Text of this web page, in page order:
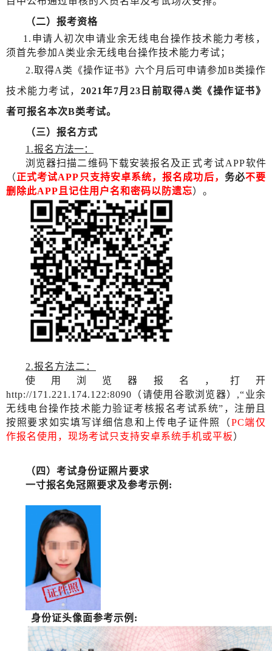
（二）报考资格
1.申请人初次申请业余无线电台操作技术能力考核，
须首先参加A类业余无线电台操作技术能力考试；
2.取得A类《操作证书》六个月后可申请参加B类操作
技术能力考试， 2021年7月23日前取得A类《操作证书》
者可报名本次B类考试。
（三）报名方式
1.报名 方法一：
浏览器扫描二维码下载安装报名及正式考试APP软件
（正式考试APP只支持安卓系统，报名成功后， 务必不要
删除此APP且记住用户名和密码以防遗忘）。
2.报名方法二：
使用浏览器报名，打开
http://171.221.174.122:8090（请使用谷歌浏览器）,“业余
无线电台操作技术能力验证考核报名考试系统” ， 注册且
按照要求如实填写详细信息和上传电子证件照（PC端仅
作报名使用， 现场考试只支持安卓系统手机或平板）
（四）考试身份证照片要求
一寸报名免冠照要求及参考示例 :
身份证头像面参考示例 :